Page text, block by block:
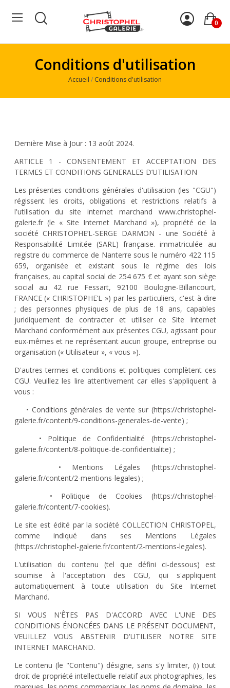
0
Conditions d'utilisation
Accueil Conditions d'utilisation
Dernière Mise à Jour : 13 août 2024.
ARTICLE 1 - CONSENTEMENT ET ACCEPTATION DES
TERMES ET CONDITIONS GENERALES D’UTILISATION
Les présentes conditions générales d'utilisation (les "CGU")
régissent les droits, obligations et restrictions relatifs à
l'utilisation du site internet marchand www.christophel-
galerie.fr (le « Site Internet Marchand »), propriété de la
société CHRISTOPHE’L-SERGE DARMON - une Société à
Responsabilité Limitée (SARL) française. immatriculée au
registre du commerce de Nanterre sous le numéro 422 115
659, organisée et existant sous le régime des lois
françaises, au capital social de 254 675 € et ayant son siège
social au 42 rue Fessart, 92100 Boulogne-Billancourt,
FRANCE (« CHRISTOPHE’L ») par les particuliers, c'est-à-dire
; des personnes physiques de plus de 18 ans, capables
juridiquement de contracter et utiliser ce Site Internet
Marchand conformément aux présentes CGU, agissant pour
eux-mêmes et ne représentant aucun groupe, entreprise ou
organisation (« Utilisateur », « vous »).
D'autres termes et conditions et politiques complètent ces
CGU. Veuillez les lire attentivement car elles s'appliquent à
vous :
• Conditions générales de vente sur (https://christophel-
galerie.fr/content/9-conditions-generales-de-vente) ;
• Politique de Confidentialité (https://christophel-
galerie.fr/content/8-politique-de-confidentialite) ;
• Mentions Légales (https://christophel-
galerie.fr/content/2-mentions-legales) ;
• Politique de Cookies (https://christophel-
galerie.fr/content/7-cookies).
Le site est édité par la société COLLECTION CHRISTOPEL,
comme indiqué dans ses Mentions Légales
(https://christophel-galerie.fr/content/2-mentions-legales).
L'utilisation du contenu (tel que défini ci-dessous) est
soumise à l'acceptation des CGU, qui s'appliquent
automatiquement à toute utilisation du Site Internet
Marchand.
SI VOUS N'ÊTES PAS D'ACCORD AVEC L'UNE DES
CONDITIONS ÉNONCÉES DANS LE PRÉSENT DOCUMENT,
VEUILLEZ VOUS ABSTENIR D'UTILISER NOTRE SITE
INTERNET MARCHAND.
Le contenu (le "Contenu") désigne, sans s'y limiter, (i) tout
droit de propriété intellectuelle relatif aux photographies, les